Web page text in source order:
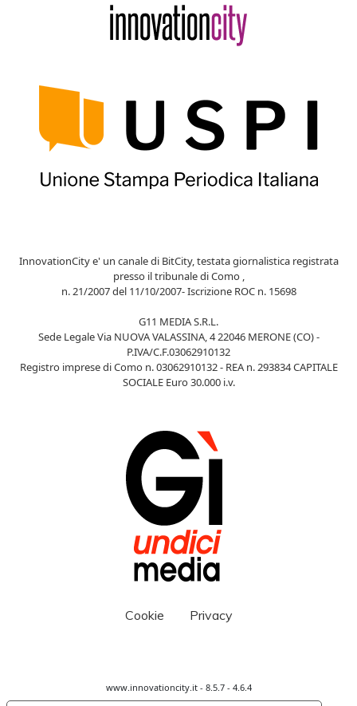
InnovationCity e' un canale di BitCity, testata giornalistica registrata
presso il tribunale di Como ,
n. 21/2007 del 11/10/2007- Iscrizione ROC n. 15698
G11 MEDIA S.R.L.
Sede Legale Via NUOVA VALASSINA, 4 22046 MERONE (CO) -
P.IVA/C.F.03062910132
Registro imprese di Como n. 03062910132 - REA n. 293834 CAPITALE
SOCIALE Euro 30.000 i.v.
Cookie Privacy
www.innovationcity.it - 8.5.7 - 4.6.4